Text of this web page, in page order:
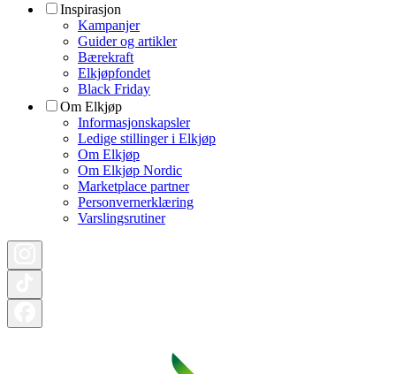
Inspirasjon
Kampanjer
Guider og artikler
Bærekraft
Elkjøpfondet
Black Friday
Om Elkjøp
Informasjonskapsler
Ledige stillinger i Elkjøp
Om Elkjøp
Om Elkjøp Nordic
Marketplace partner
Personvernerklæring
Varslingsrutiner